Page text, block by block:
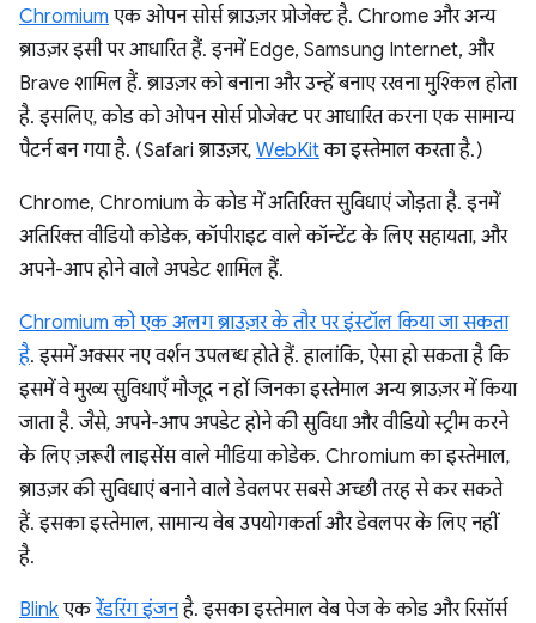
Chromium एक ओपन सोर्स ब्राउज़र प्रोजेक्ट है. Chrome और अन्य
ब्राउज़र इसी पर आधारित हैं. इनमें Edge, Samsung Internet, और
Brave शामिल हैं. ब्राउज़र को बनाना और उन्हें बनाए रखना मुश्किल होता
है. इसलिए, कोड को ओपन सोर्स प्रोजेक्ट पर आधारित करना एक सामान्य
पैटर्न बन गया है. (Safari ब्राउज़र, WebKitका इस्तेमाल करता है.)
Chrome, Chromium के कोड में अतिरिक्त सुविधाएं जोड़ता है. इनमें
अतिरिक्त वीडियो कोडेक, कॉपीराइट वाले कॉन्टेंट के लिए सहायता, और
अपने-आप होने वाले अपडेट शामिल हैं.
Chromium को एक अलग ब्राउज़र के तौर पर इंस्टॉल किया जा सकता
है. इसमें अक्सर नए वर्शन उपलब्ध होते हैं. हालांकि, ऐसा हो सकता है कि
इसमें वे मुख्य सुविधाएँ मौजूद न हों जिनका इस्तेमाल अन्य ब्राउज़र में किया
जाता है. जैसे, अपने-आप अपडेट होने की सुविधा और वीडियो स्ट्रीम करने
के लिए ज़रूरी लाइसेंस वाले मीडिया कोडेक. Chromium का इस्तेमाल,
ब्राउज़र की सुविधाएं बनाने वाले डेवलपर सबसे अच्छी तरह से कर सकते
हैं. इसका इस्तेमाल, सामान्य वेब उपयोगकर्ता और डेवलपर के लिए नहीं
है.
Blink एकरेंडरिंग इंजनहै. इसका इस्तेमाल वेब पेज के कोड और रिसॉर्स